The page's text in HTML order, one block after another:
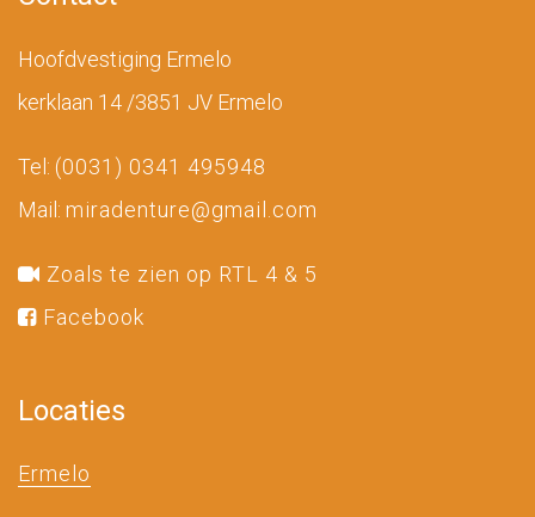
Hoofdvestiging Ermelo
kerklaan 14 /3851 JV Ermelo
Tel: (0031) 0341 495948
Mail: miradenture@gmail.com
Zoals te zien op RTL 4 & 5
Facebook
Locaties
Ermelo